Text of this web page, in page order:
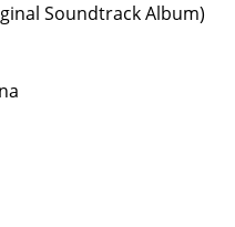
Soundtrack Album)